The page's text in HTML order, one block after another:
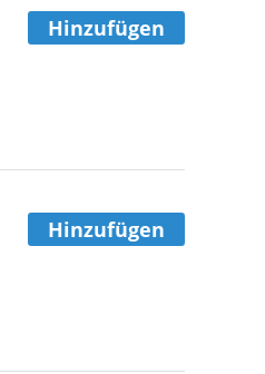
Hinzufügen
Hinzufügen